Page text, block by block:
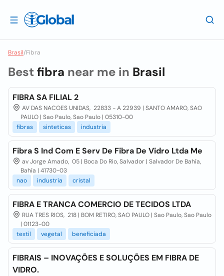
Brasil/Fibra
Best fibra near me in Brasil
FIBRA SA FILIAL 2
AV DAS NACOES UNIDAS, 22833 - A 22939 | SANTO AMARO, SAO
PAULO | Sao Paulo, Sao Paulo | 05310-00
fibras
sinteticas industria
Fibra S Ind Com E Serv De Fibra De Vidro Ltda Me
av Jorge Amado, 05 | Boca Do Rio, Salvador | Salvador De Bahía,
Bahía | 41730-03
nao
industria cristal
FIBRA E TRANCA COMERCIO DE TECIDOS LTDA
RUA TRES RIOS, 218 | BOM RETIRO, SAO PAULO | Sao Paulo, Sao Paulo
| 01123-00
textil
vegetal beneficiada
FIBRAIS – INOVAÇÕES E SOLUÇÕES EM FIBRA DE
VIDRO.